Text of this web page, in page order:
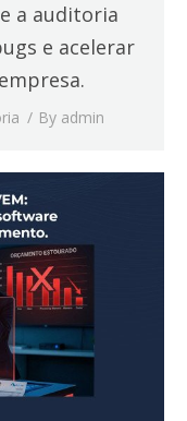
a auditoria
e acelerar
By admin